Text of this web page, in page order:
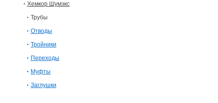
Хемкор Шумэкс
Трубы
Отводы
Тройники
Переходы
Муфты
Заглушки